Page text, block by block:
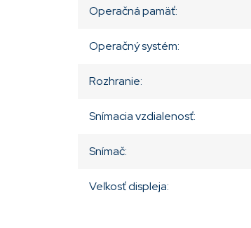
Operačná pamäť:
Operačný systém:
Rozhranie:
Snímacia vzdialenosť:
Snímač:
Veľkosť displeja: